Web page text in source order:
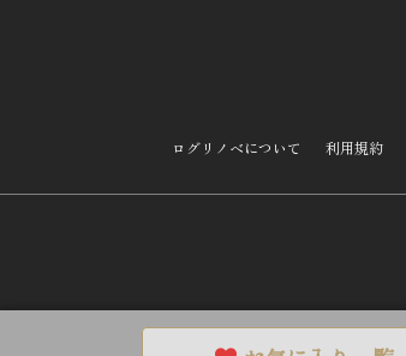
ログリノベについて 利用規約